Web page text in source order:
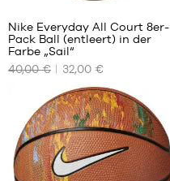
UNSERE
VERFÜGBAREN
GRÖSSEN
Größe
7
Nike Everyday All Court 8er-
Pack Ball (entleert) in der
Farbe „Sail“
40,00 €
32,00 €